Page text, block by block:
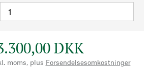
DKK
moms, plus Forsendelsesomkostninger